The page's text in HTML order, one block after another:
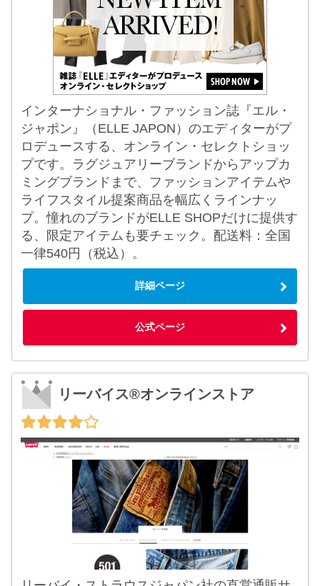
インターナショナル・ファッション誌『エル・
ジャポン』（ELLE JAPON）のエディターがプ
ロデュースする、オンライン・セレクトショッ
プです。ラグジュアリーブランドからアップカ
ミングブランドまで、ファッションアイテムや
ライフスタイル提案商品を幅広くラインナッ
プ。憧れのブランドがELLE SHOPだけに提供す
る、限定アイテムも要チェック。配送料：全国
一律540円（税込）。
詳細ページ
公式ページ
リーバイス®オンラインストア